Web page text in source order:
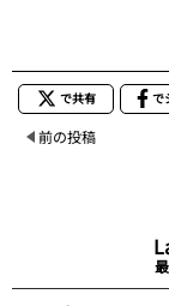
で共有 で
前の投稿